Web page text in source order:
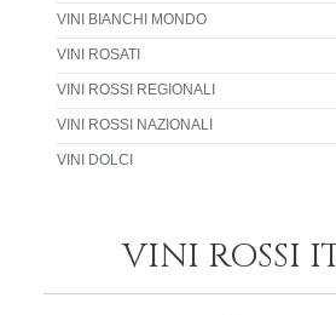
VINI BIANCHI MONDO
VINI ROSATI
VINI ROSSI REGIONALI
VINI ROSSI NAZIONALI
VINI DOLCI
VINI ROSSI